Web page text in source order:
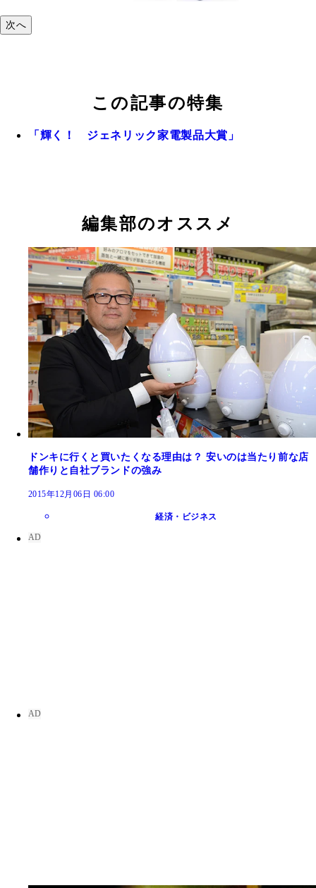
次へ
この記事の特集
「輝く！ ジェネリック家電製品大賞」
編集部のオススメ
ドンキに行くと買いたくなる理由は？ 安いのは当たり前な店
舗作りと自社ブランドの強み
2015年12月06日 06:00
経済・ビジネス